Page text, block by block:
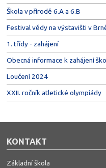
Škola v přírodě 6.A a 6.B
Festival vědy na výstavišti v
1. třídy - zahájení
Obecná informace k zahájení
Loučení 2024
XXII. ročník atletické olympiády
KONTAKT
Základní škola